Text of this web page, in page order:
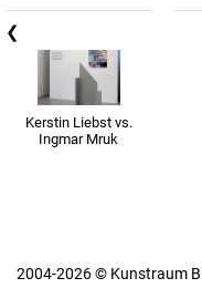
❮
Kerstin Liebst vs.
Ingmar Mruk
2004-2026 © Kunstraum